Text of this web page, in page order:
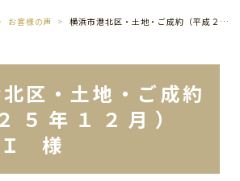
お客様の声 横浜市港北区・土地・ご成約（平成２５年１２月） Ｉ ・ Ｉ 様
区・土地・ご成約
５年１２月）
様